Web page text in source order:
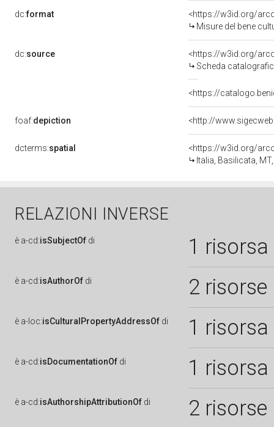
dc:format
<https://w3id.org/
Misure del bene
dc:source
<https://w3id.org/
Scheda
<https://
foaf:depiction <http://
dcterms:spatial
<https://w3id.org/
Italia, Basilicata,
RELAZIONI INVERSE
è a-cd:isSubjectOf di 1 risorsa
è a-cd:isAuthorOf di 2 risorse
è a-loc:isCulturalPropertyAddressOf di 1 risorsa
è a-cd:isDocumentationOf di 1 risorsa
è a-cd:isAuthorshipAttributionOf di 2 risorse